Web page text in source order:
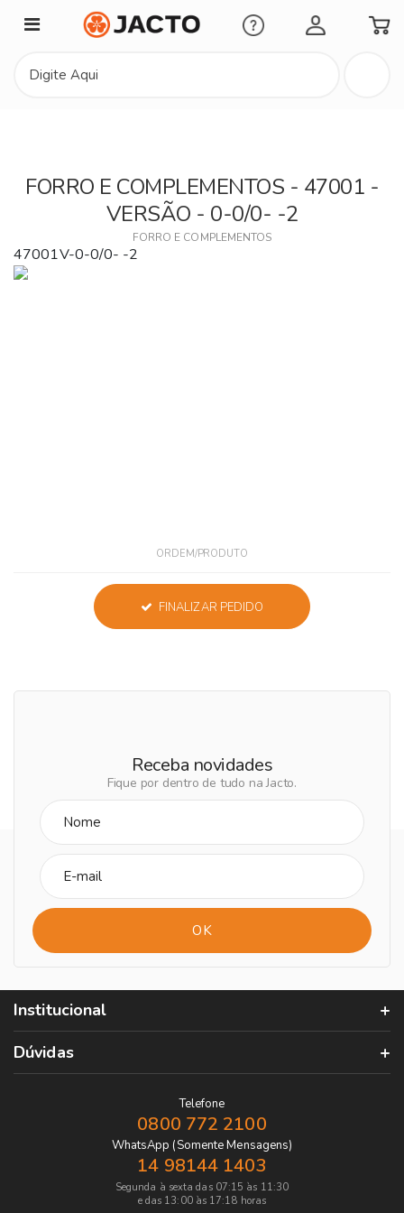
Minha Conta
FORRO E COMPLEMENTOS - 47001 -
VERSÃO - 0-0/0- -2
FORRO E COMPLEMENTOS
47001V-0-0/0- -2
ORDEM/PRODUTO
FINALIZAR PEDIDO
Receba novidades
Fique por dentro de tudo na Jacto.
Institucional
Dúvidas
Telefone
0800 772 2100
WhatsApp (Somente Mensagens)
14 98144 1403
Segunda à sexta das 07:15 às 11:30
e das 13:00 às 17:18 horas